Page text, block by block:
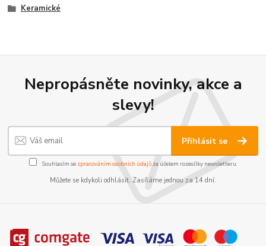
Keramické
Nepropásněte novinky, akce a
slevy!
Přihlásit se
Souhlasím se zpracováním osobních údajůza účelem rozesílky newsletteru.
Můžete se kdykoli odhlásit. Zasíláme jednou za 14 dní.